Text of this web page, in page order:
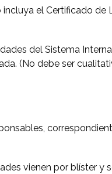
el Certificado
del Sistema
(No debe ser
vienen por blíster y